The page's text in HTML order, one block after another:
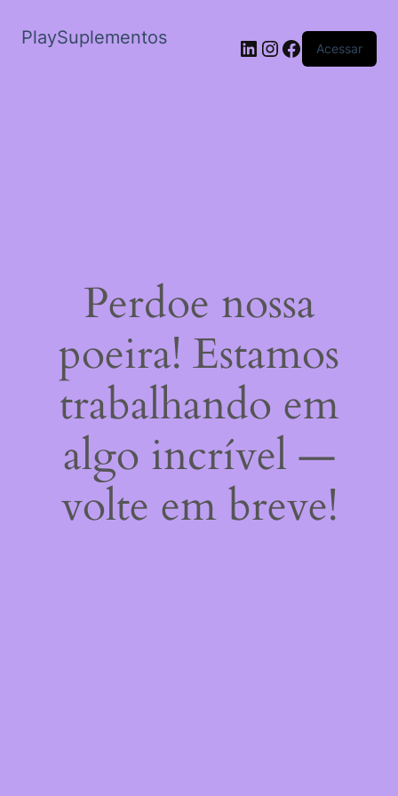
PlaySuplementos LinkedIn
Instagram
Facebook
Acessar
Perdoe nossa
poeira! Estamos
trabalhando em
algo incrível —
volte em breve!